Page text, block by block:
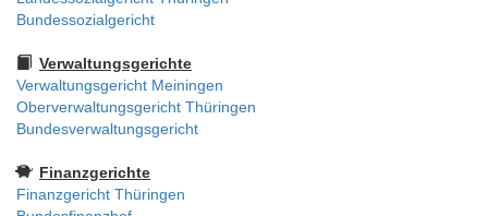
Bundessozialgericht
Verwaltungsgerichte
Verwaltungsgericht Meiningen
Oberverwaltungsgericht Thüringen
Bundesverwaltungsgericht
Finanzgerichte
Finanzgericht Thüringen